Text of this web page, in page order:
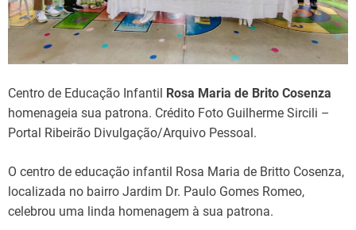
Centro de Educação Infantil
Rosa Maria de Brito Cosenza
homenageia sua patrona. Crédito Foto Guilherme Sircili –
Portal Ribeirão Divulgação/Arquivo Pessoal.
O centro de educação infantil Rosa Maria de Britto Cosenza,
localizada no bairro Jardim Dr. Paulo Gomes Romeo,
celebrou uma linda homenagem à sua patrona.